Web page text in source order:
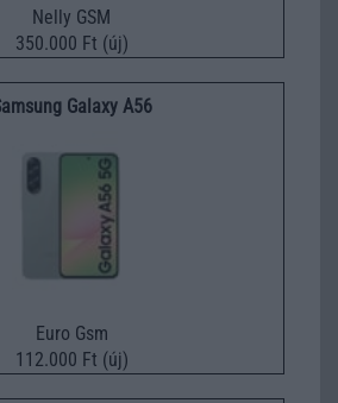
Nelly GSM
350.000 Ft (új)
Galaxy A56
Euro Gsm
112.000 Ft (új)